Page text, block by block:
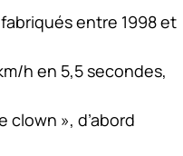
entre 1998 et
h en 5,5 secondes,
», d’abord